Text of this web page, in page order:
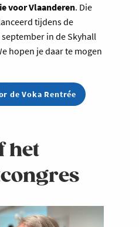
voor Vlaanderen. Die
tijdens de
in de Skyhall
hopen je daar te mogen
de Voka Rentrée
het